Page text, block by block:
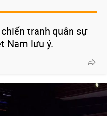
tranh quân sự
Nam lưu ý.